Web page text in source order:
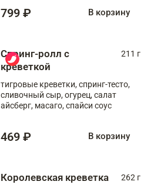
799 ₽ В корзину
Спринг-ролл с
креветкой
211 г
тигровые креветки, спринг-тесто,
сливочный сыр, огурец, салат
айсберг, масаго, спайси соус
469 ₽ В корзину
Королевская креветка
262 г